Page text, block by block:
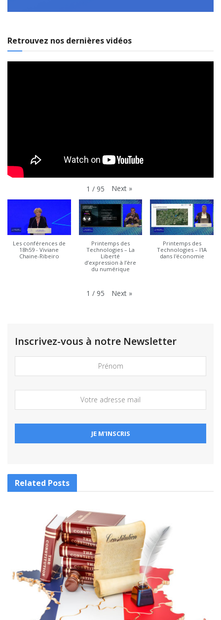
Retrouvez nos dernières vidéos
1 / 95 Next »
Les conférences de
18h59 - Viviane
Chaine-Ribeiro
Printemps des
Technologies – La
Liberté
d’expression à l’ère
du numérique
Printemps des
Technologies – l'IA
dans l'économie
1 / 95 Next »
Inscrivez-vous à notre Newsletter
Related Posts